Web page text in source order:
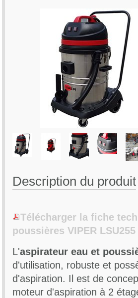
Description du produit
Télécharger la fiche
poussières VIPER LSU255
L'aspirateur eau et
d'utilisation, robuste et
d'aspiration. Il est de
moteur d'aspiration à 2